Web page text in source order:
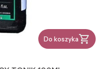
Do koszyka